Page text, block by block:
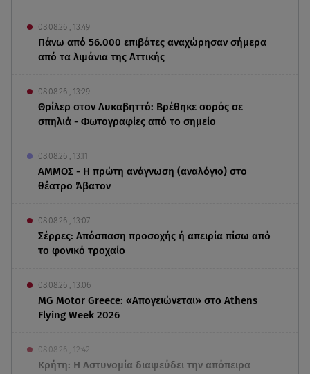
08.08.26 , 13:49
Πάνω από 56.000 επιβάτες αναχώρησαν σήμερα
από τα λιμάνια της Αττικής
08.08.26 , 13:29
Θρίλερ στον Λυκαβηττό: Βρέθηκε σορός σε
σπηλιά - Φωτογραφίες από το σημείο
08.08.26 , 13:11
ΑΜΜΟΣ - Η πρώτη ανάγνωση (αναλόγιο) στο
θέατρο Άβατον
08.08.26 , 13:07
Σέρρες: Απόσπαση προσοχής ή απειρία πίσω από
το φονικό τροχαίο
08.08.26 , 13:06
MG Motor Greece: «Απογειώνεται» στο Athens
Flying Week 2026
08.08.26 , 12:42
Κρήτη: Η Αστυνομία διαψεύδει την απόπειρα